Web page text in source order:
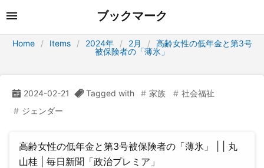
ブックマーク
Home Items 2024年 2月
高齢女性の低年金と第3号
被保険者の「薄氷」
2024-02-21 Tagged with 家族
社会福祉
ジェンダー
高齢女性の低年金と第3号被保険者の「薄氷」 | | 丸
山桂 | 毎日新聞「政治プレミア」